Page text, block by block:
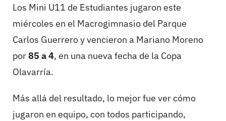
Los Mini U11 de Estudiantes jugaron este
miércoles en el Macrogimnasio del Parque
Carlos Guerrero y vencieron a Mariano Moreno
por85 a 4, en una nueva fecha de la Copa
Olavarría.
Más allá del resultado, lo mejor fue ver cómo
jugaron en equipo, con todos participando,